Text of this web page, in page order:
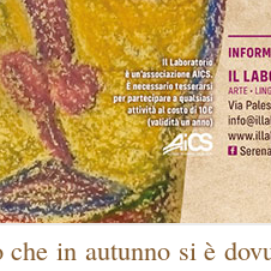
in autunno si è